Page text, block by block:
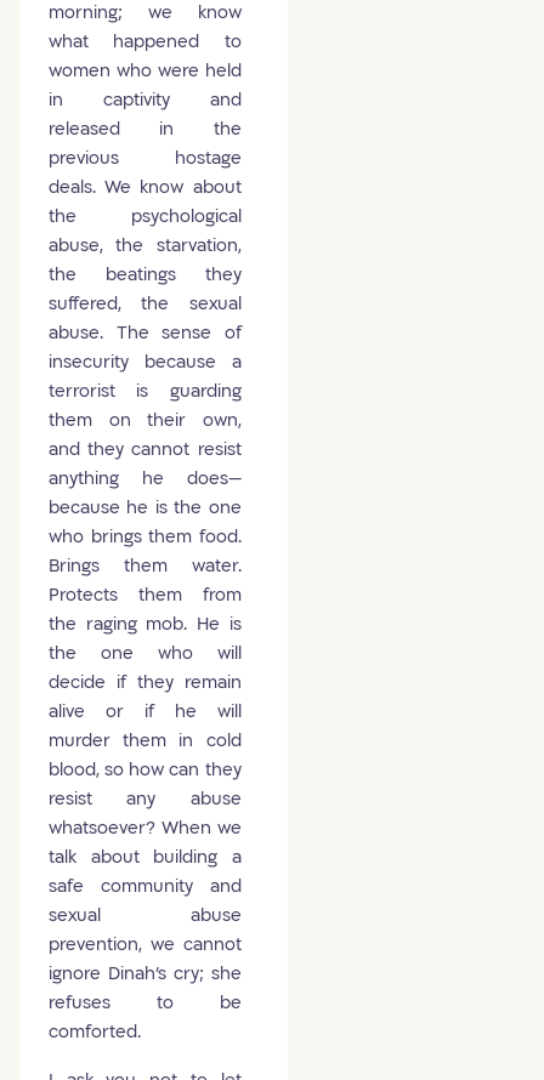
morning; we know
what happened to
women who were held
in captivity and
released in the
previous hostage
deals. We know about
the psychological
abuse, the starvation,
the beatings they
suffered, the sexual
abuse. The sense of
insecurity because a
terrorist is guarding
them on their own,
and they cannot resist
anything he does—
because he is the one
who brings them food.
Brings them water.
Protects them from
the raging mob. He is
the one who will
decide if they remain
alive or if he will
murder them in cold
blood, so how can they
resist any abuse
whatsoever? When we
talk about building a
safe community and
sexual abuse
prevention, we cannot
ignore Dinah's cry; she
refuses to be
comforted.